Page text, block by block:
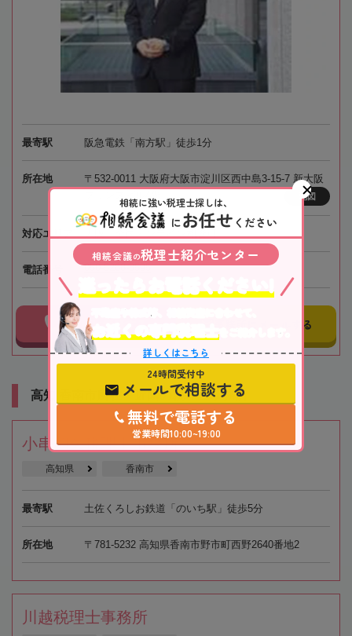
最寄駅 阪急電鉄「南方駅」徒歩1分
所在地
〒532-0011 大阪府大阪市淀川区西中島3-15-7 新大阪
プリンスビル4階
地図
対応エリア 大阪、全国オンライン相談可
電話番号 050-5268-8595
事務所に電話する 事務所にメールする
高知 香南市所在・近隣の税理士事務所
小串和久税理士事務所
高知県 香南市
最寄駅 土佐くろしお鉄道「のいち駅」徒歩5分
所在地 〒781-5232 高知県香南市野市町西野2640番地2
川越税理士事務所
相続に強い税理士探しは、
にお任せ ください
相続会議の税理士紹介センター
不動産や株式等、相続資産に合わせて、
お近くの専門税理士 をご紹介します。
詳しくはこちら
24時間受付中
メールで相談する
無料で電話する
営業時間10:00~19:00